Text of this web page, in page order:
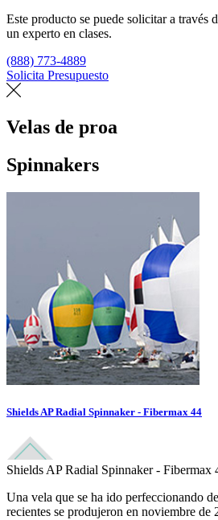
Este producto se puede solicitar a través
un experto en clases.
(888) 773-4889
Solicita Presupuesto
Velas de proa
Spinnakers
Shields AP Radial Spinnaker - Fibermax 44
Shields AP Radial Spinnaker - Fibermax
Una vela que se ha ido perfeccionando
recientes se produjeron en noviembre de